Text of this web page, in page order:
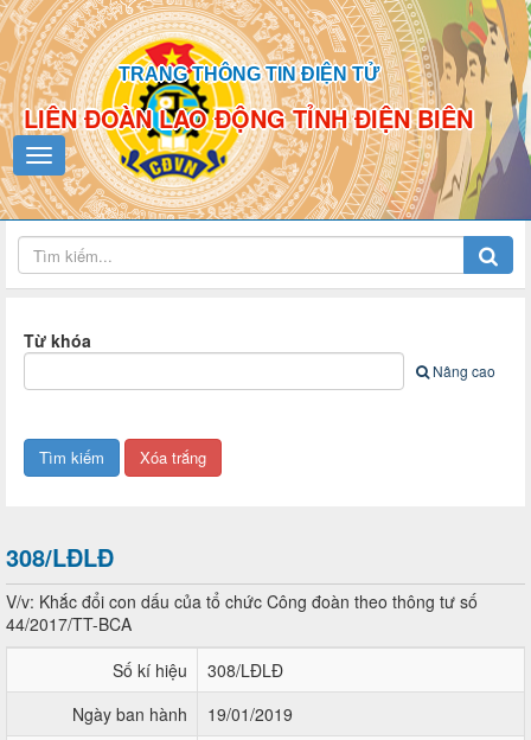
TRANG THÔNG TIN ĐIỆN TỬ
LIÊN ĐOÀN LAO ĐỘNG TỈNH ĐIỆN BIÊN
Từ khóa
Nâng cao
308/LĐLĐ
V/v: Khắc đổi con dấu của tổ chức Công đoàn theo thông tư số
44/2017/TT-BCA
Số kí hiệu
308/LĐLĐ
Ngày ban hành
19/01/2019